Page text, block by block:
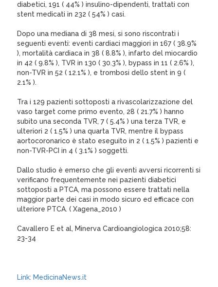
diabetici, 191 ( 44% ) insulino-dipendenti, trattati con
stent medicati in 232 ( 54% ) casi.
Dopo una mediana di 38 mesi, si sono riscontrati i
seguenti eventi: eventi cardiaci maggiori in 167 ( 38.9%
), mortalità cardiaca in 38 ( 8.8% ), infarto del miocardio
in 42 ( 9.8% ), TVR in 130 ( 30.3% ), bypass in 11 ( 2.6% ),
non-TVR in 52 ( 12.1% ), e trombosi dello stent in 9 (
2.1% ).
Tra i 129 pazienti sottoposti a rivascolarizzazione del
vaso target come primo evento, 28 ( 21.7% ) hanno
subito una seconda TVR, 7 ( 5.4% ) una terza TVR, e
ulteriori 2 ( 1.5% ) una quarta TVR, mentre il bypass
aortocoronarico è stato eseguito in 2 ( 1.5% ) pazienti e
non-TVR-PCI in 4 ( 3.1% ) soggetti.
Dallo studio è emerso che gli eventi avversi ricorrenti si
verificano frequentemente nei pazienti diabetici
sottoposti a PTCA, ma possono essere trattati nella
maggior parte dei casi in modo sicuro ed efficace con
ulteriore PTCA. ( Xagena_2010 )
Cavallero E et al, Minerva Cardioangiologica 2010;58:
23-34
Link: MedicinaNews.it